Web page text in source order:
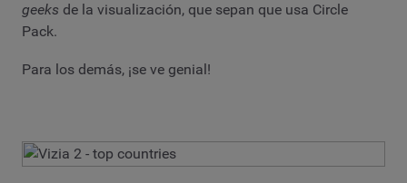
geeks de la visualización, que sepan que usa Circle
Pack.
Para los demás, ¡se ve genial!